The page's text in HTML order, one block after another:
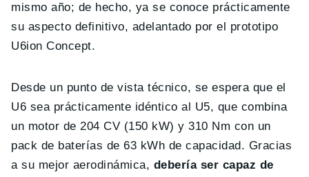
mismo año; de hecho, ya se conoce prácticamente
su aspecto definitivo, adelantado por el prototipo
U6ion Concept.
Desde un punto de vista técnico, se espera que el
U6 sea prácticamente idéntico al U5, que combina
un motor de 204 CV (150 kW) y 310 Nm con un
pack de baterías de 63 kWh de capacidad. Gracias
a su mejor aerodinámica, debería ser capaz de